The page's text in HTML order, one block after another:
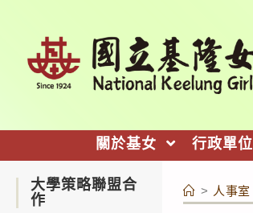
關於基女 行政單位
> 人事室
大學策略聯盟合
作